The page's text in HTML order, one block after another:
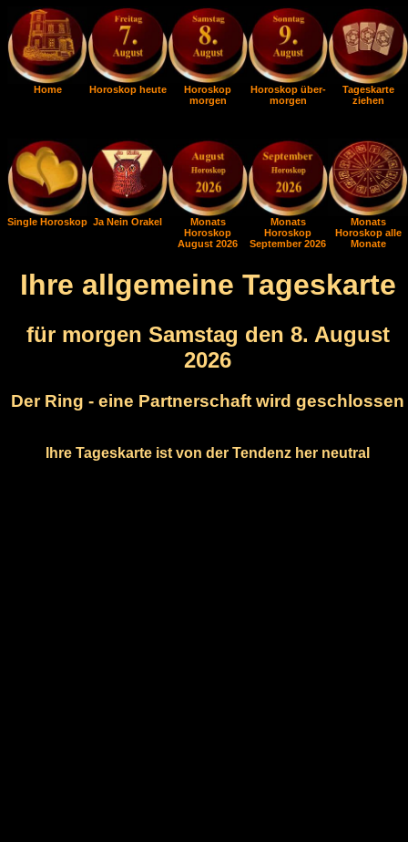
Home Horoskop heute
Horoskop
morgen
Horoskop über-
morgen
Tageskarte
ziehen
Single Horoskop Ja Nein Orakel
Monats
Horoskop
August 2026
Monats
Horoskop
September 2026
Monats
Horoskop alle
Monate
Ihre allgemeine Tageskarte
für morgen Samstag den 8. August
2026
Der Ring - eine Partnerschaft wird geschlossen
Ihre Tageskarte ist von der Tendenz her neutral